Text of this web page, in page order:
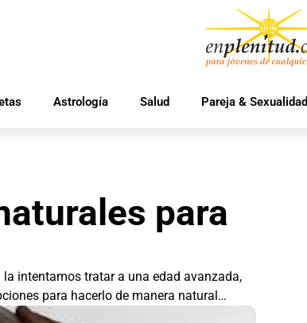
Astrología Salud Pareja & Sexualidad
para
intentamos tratar a una edad avanzada,
para hacerlo de manera natural…